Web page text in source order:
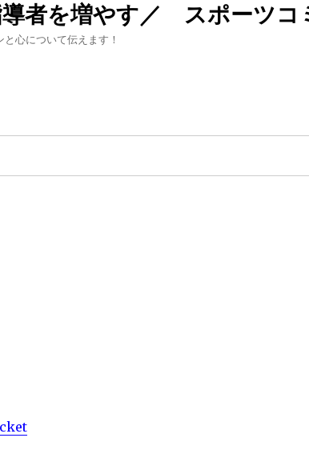
者を増やす／ スポーツ
心について伝えます！